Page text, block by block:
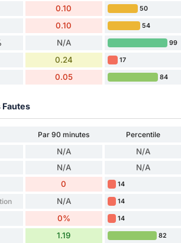
0.10 50
0.10 54
N/A 99
0.24 17
0.05 84
Par 90 minutes
Percentile
N/A N/A
N/A N/A
0 14
N/A 14
0% 14
1.19 82